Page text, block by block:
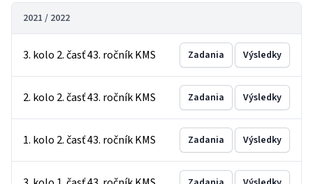
2021 / 2022
3. kolo 2. časť 43. ročník KMS Zadania Výsledky
2. kolo 2. časť 43. ročník KMS Zadania Výsledky
1. kolo 2. časť 43. ročník KMS Zadania Výsledky